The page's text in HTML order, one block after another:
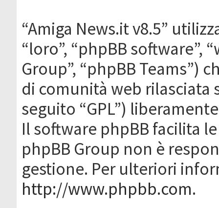
“Amiga News.it v8.5”
“loro”, “phpBB software”,
Group”, “phpBB Teams”)
di comunità web rilasciata
seguito “GPL”)
Il software phpBB facilita
phpBB Group non è
gestione. Per ulteriori
http://www.phpbb.com.